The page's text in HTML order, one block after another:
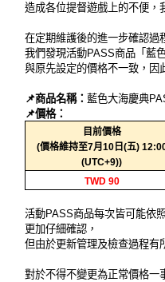
造成各位提督遊戲上的不便，
在定期維護後的進一步確認過
我們發現活動PASS商品「藍
與原先設定的價格不一致，因
📌商品名稱：藍色大海慶典
📌價格：
目前價格
(價格維持至7月10日(五)
(UTC+9))
TWD 90
活動PASS商品每次皆可能依
更加仔細確認，
但由於更新管理及檢查過程有
對於不得不變更為正常價格一